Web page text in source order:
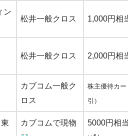
ン
松井一般クロス 1,000円相
松井一般クロス 2,000円相
カブコム一般ク
ロス
株主優待カ
引）
カブコムで現物
5000円相